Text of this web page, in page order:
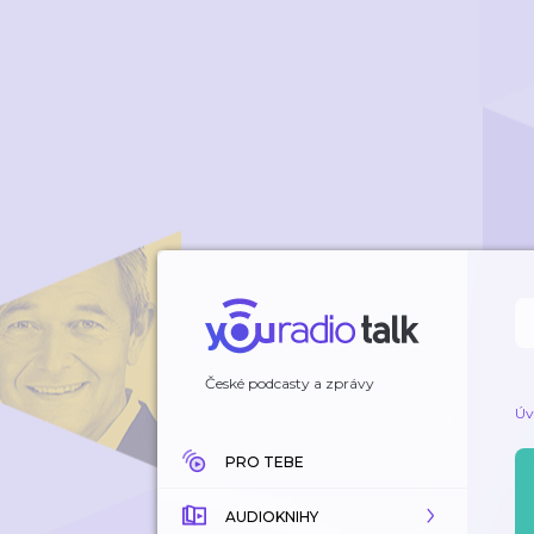
České podcasty a zprávy
PRO TEBE
AUDIOKNIHY